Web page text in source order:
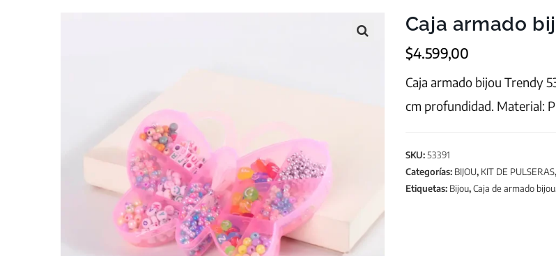
Caja armado
$4.599,00
Caja armado bijou Trendy
cm profundidad. Material:
SKU: 53391
Categorías: BIJOU, KIT DE PULSERAS,
Etiquetas: Bijou,Caja de armado bijou